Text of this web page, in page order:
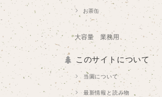
お茶缶
大容量 業務用
このサイトについて
当園について
最新情報と読み物